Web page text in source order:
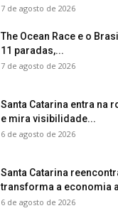
7 de agosto de 2026
The Ocean Race e o
11 paradas,...
7 de agosto de 2026
Santa Catarina entra na
e mira visibilidade...
6 de agosto de 2026
Santa Catarina
transforma a economia
6 de agosto de 2026